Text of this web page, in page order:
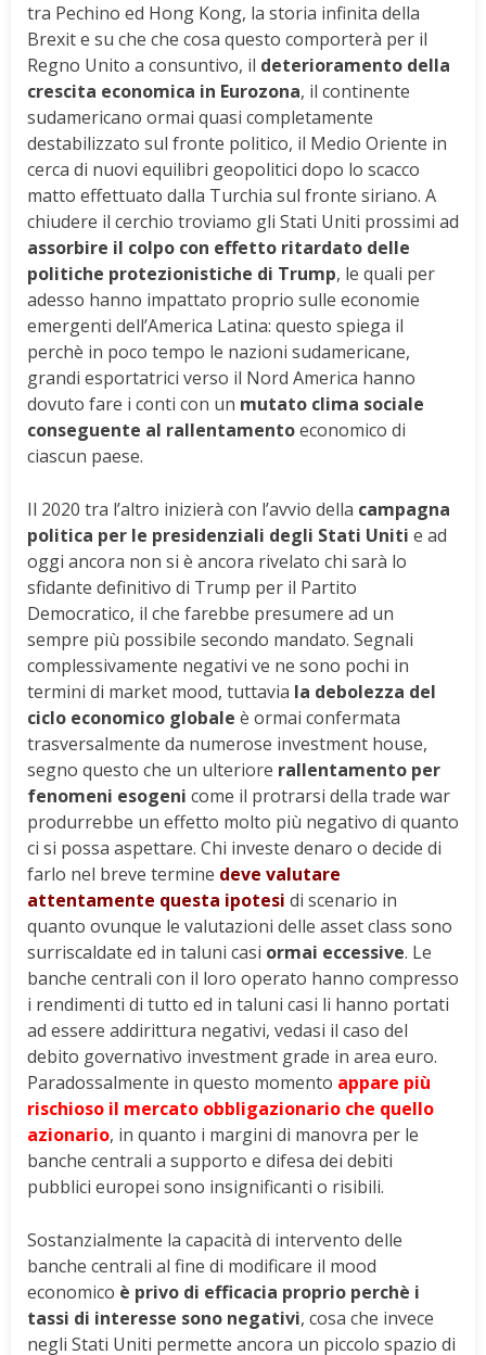
tra Pechino ed Hong Kong, la storia infinita della
Brexit e su che che cosa questo comporterà per il
Regno Unito a consuntivo, il deterioramento della
crescita economica in Eurozona, il continente
sudamericano ormai quasi completamente
destabilizzato sul fronte politico, il Medio Oriente in
cerca di nuovi equilibri geopolitici dopo lo scacco
matto effettuato dalla Turchia sul fronte siriano. A
chiudere il cerchio troviamo gli Stati Uniti prossimi ad
assorbire il colpo con effetto ritardato delle
politiche protezionistiche di Trump, le quali per
adesso hanno impattato proprio sulle economie
emergenti dell’America Latina: questo spiega il
perchè in poco tempo le nazioni sudamericane,
grandi esportatrici verso il Nord America hanno
dovuto fare i conti con un mutato clima sociale
conseguente al rallentamentoeconomico di
ciascun paese.
Il 2020 tra l’altro inizierà con l’avvio della campagna
politica per le presidenziali degli Stati Uniti e ad
oggi ancora non si è ancora rivelato chi sarà lo
sfidante definitivo di Trump per il Partito
Democratico, il che farebbe presumere ad un
sempre più possibile secondo mandato. Segnali
complessivamente negativi ve ne sono pochi in
termini di market mood, tuttavia la debolezza del
ciclo economico globale è ormai confermata
trasversalmente da numerose investment house,
segno questo che un ulteriore rallentamento per
fenomeni esogeni come il protrarsi della trade war
produrrebbe un effetto molto più negativo di quanto
ci si possa aspettare. Chi investe denaro o decide di
farlo nel breve termine deve valutare
attentamente questa ipotesi di scenario in
quanto ovunque le valutazioni delle asset class sono
surriscaldate ed in taluni casi ormai eccessive. Le
banche centrali con il loro operato hanno compresso
i rendimenti di tutto ed in taluni casi li hanno portati
ad essere addirittura negativi, vedasi il caso del
debito governativo investment grade in area euro.
Paradossalmente in questo momento appare più
rischioso il mercato obbligazionario che quello
azionario, in quanto i margini di manovra per le
banche centrali a supporto e difesa dei debiti
pubblici europei sono insignificanti o risibili.
Sostanzialmente la capacità di intervento delle
banche centrali al fine di modificare il mood
economico è privo di efficacia proprio perchè i
tassi di interesse sono negativi, cosa che invece
negli Stati Uniti permette ancora un piccolo spazio di